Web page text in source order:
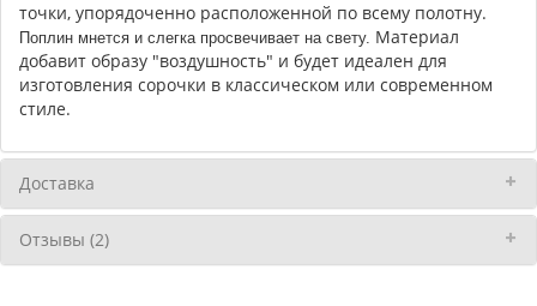
точки, упорядоченно расположенной по всему полотну.
Поплин мнется и слегка просвечивает на свету. Материал
добавит образу "воздушность" и будет идеален для
изготовления сорочки в классическом или современном
стиле.
Доставка
Отзывы (2)